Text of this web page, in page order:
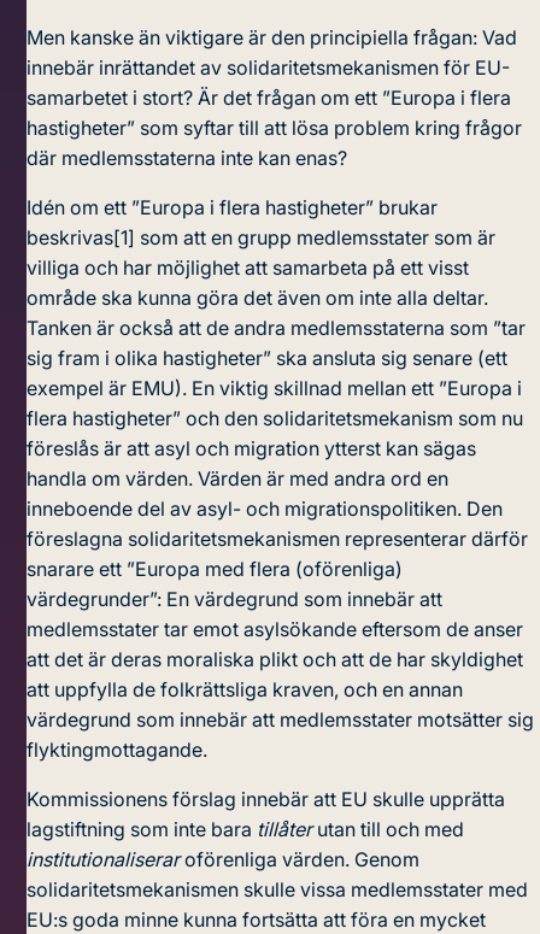
Men kanske än viktigare är den principiella frågan: Vad
innebär inrättandet av solidaritetsmekanismen för EU-
samarbetet i stort? Är det frågan om ett ”Europa i flera
hastigheter” som syftar till att lösa problem kring frågor
där medlemsstaterna inte kan enas?
Idén om ett ”Europa i flera hastigheter” brukar
beskrivas[1] som att en grupp medlemsstater som är
villiga och har möjlighet att samarbeta på ett visst
område ska kunna göra det även om inte alla deltar.
Tanken är också att de andra medlemsstaterna som ”tar
sig fram i olika hastigheter” ska ansluta sig senare (ett
exempel är EMU). En viktig skillnad mellan ett ”Europa i
flera hastigheter” och den solidaritetsmekanism som nu
föreslås är att asyl och migration ytterst kan sägas
handla om värden. Värden är med andra ord en
inneboende del av asyl- och migrationspolitiken. Den
föreslagna solidaritetsmekanismen representerar därför
snarare ett ”Europa med flera (oförenliga)
värdegrunder”: En värdegrund som innebär att
medlemsstater tar emot asylsökande eftersom de anser
att det är deras moraliska plikt och att de har skyldighet
att uppfylla de folkrättsliga kraven, och en annan
värdegrund som innebär att medlemsstater motsätter sig
flyktingmottagande.
Kommissionens förslag innebär att EU skulle upprätta
lagstiftning som inte bara tillåterutan till och med
institutionaliseraroförenliga värden. Genom
solidaritetsmekanismen skulle vissa medlemsstater med
EU:s goda minne kunna fortsätta attföra en mycket